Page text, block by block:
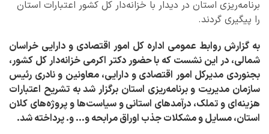
برنامه‌ریزی استان در دیدار با خزانه‌دار کل کشور اعتبارات استان
را پیگیری گردند.
به گزارش روابط عمومی اداره کل امور اقتصادی و دارایی خراسان
شمالی، در این نشست که با حضور دکتر اکرمی خزانه‌دار کل کشور،
بجنوردی مدیرکل امور اقتصادی و دارایی، معاونین و نادری رئیس
سازمان مدیریت و برنامه‌ریزی استان برگزار شد به تشریح اعتبارات
هزینه‌ای و تملک، درآمدهای استانی و سیاست‌ها و پروژه‌های کلان
استان، مسایل و مشکلات جذب اوراق مرابحه و... و. پرداخته شد.